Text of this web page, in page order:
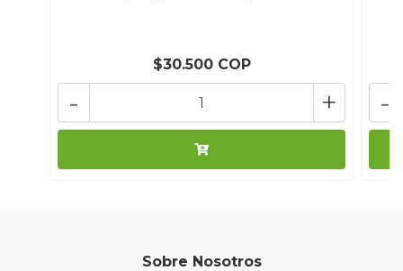
$30.500 COP
+
- -
Sobre Nosotros